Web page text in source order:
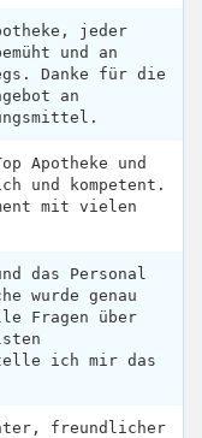
jeder
und an
Danke für die
an
Apotheke und
und kompetent.
mit vielen
das Personal
wurde genau
Fragen über
ich mir das
freundlicher